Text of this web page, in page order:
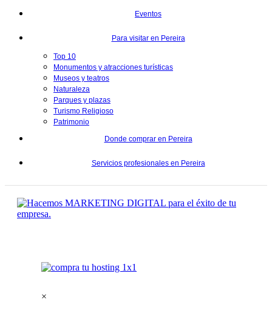
Eventos
Para visitar en Pereira
Top 10
Monumentos y atracciones turísticas
Museos y teatros
Naturaleza
Parques y plazas
Turismo Religioso
Patrimonio
Donde comprar en Pereira
Servicios profesionales en Pereira
×